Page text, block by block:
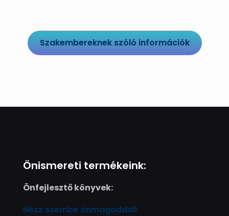
Szakembereknek szóló információk
Önismereti termékeink:
Önfejlesztő könyvek:
Nézz szembe önmagaddal!